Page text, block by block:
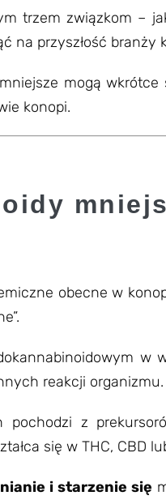
trzem związkom –
na przyszłość branży
mogą
konopi.
obecne w
reakcji organizmu.
pochodzi z
się w THC, CBD
i starzenie się